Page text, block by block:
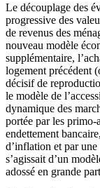
Le découplage des
progressive des
de revenus des
nouveau modèle
supplémentaire,
logement précédent
décisif de
le modèle de
dynamique des
portée par les primo-
endettement
d’inflation et par
s’agissait d’un
adossé en grande